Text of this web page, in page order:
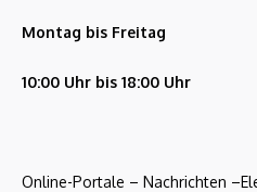
Montag bis Freitag
10:00 Uhr bis 18:00 Uhr
Online-Portale – Nachrichten